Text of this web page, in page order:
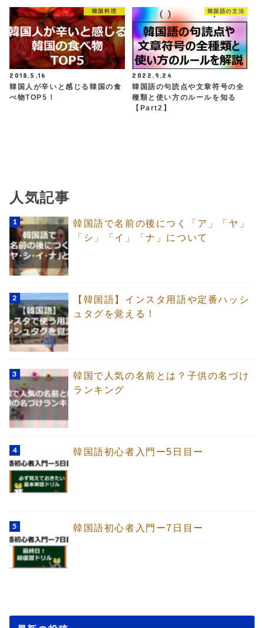
韓国料理
2018.5.16
韓国人が辛いと感じる韓国の食
べ物TOP5！
韓国語の文法
2022.9.24
韓国語の句読点や文章符号の全
種類と使い方のルールを知る
【Part2】
人気記事
韓国語で名前の後につく「ア」「ヤ」
「シ」「イ」「ナ」について
【韓国語】インスタ用語や定番ハッシ
ュタグを覚える！
韓国で人気の名前とは？子供の名づけ
ランキング
韓国語初心者入門ー5日目ー
韓国語初心者入門ー7日目ー